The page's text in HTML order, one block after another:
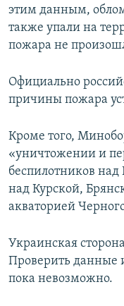
этим данным,
также упали на
пожара не
Официально
причины пожара
Кроме того,
«уничтожении и
беспилотников
над Курской,
акваторией
Украинская
Проверить данные
пока невозможно.